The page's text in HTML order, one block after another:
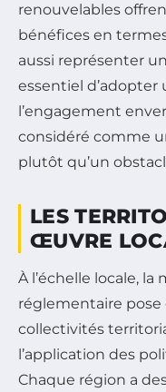
renouvelables
bénéfices en
aussi représenter
essentiel d’adopter
l’engagement
considéré comme
plutôt qu’un
LES
ŒUVRE
À l’échelle locale,
réglementaire pose
collectivités
l’application des
Chaque région a